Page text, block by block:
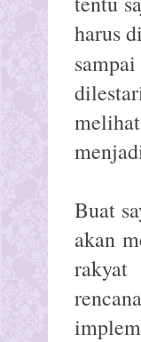
harus
Buat
akan
rakyat